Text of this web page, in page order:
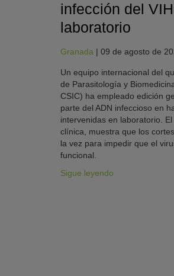
infección del
laboratorio
Granada | 09 de agosto de
Un equipo internacional del
de Parasitología y
CSIC) ha empleado edición
parte del ADN infeccioso en
intervenidas en laboratorio.
clínica, muestra que los
la vez para impedir que el
funcional.
Sigue leyendo